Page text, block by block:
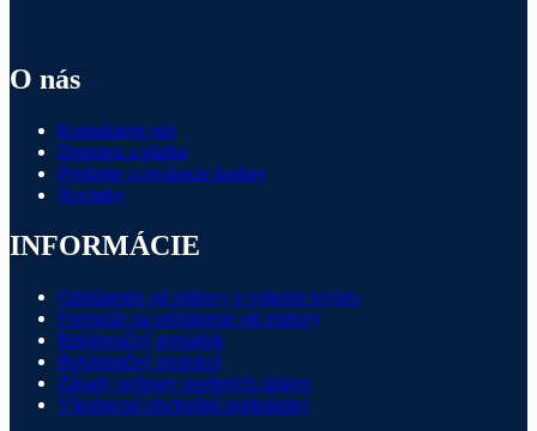
O nás
Kontaktujte nás
Doprava a platba
Predajne a otváracie hodiny
Novinky
INFORMÁCIE
Odstúpenie od zmluvy a vrátenie tovaru
Formulár na odstúpenie od zmluvy
Reklamačný poriadok
Reklamačný protokol
Zásady ochrany osobných údajov
Všeobecné obchodné podmienky